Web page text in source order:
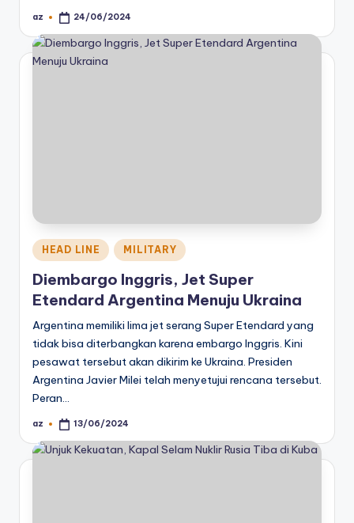
Posted
az 24/06/2024
Posted
in
HEAD LINE MILITARY
Diembargo Inggris, Jet Super
Etendard Argentina Menuju Ukraina
Argentina memiliki lima jet serang Super Etendard yang
tidak bisa diterbangkan karena embargo Inggris. Kini
pesawat tersebut akan dikirim ke Ukraina. Presiden
Argentina Javier Milei telah menyetujui rencana tersebut.
Peran…
Posted
az 13/06/2024